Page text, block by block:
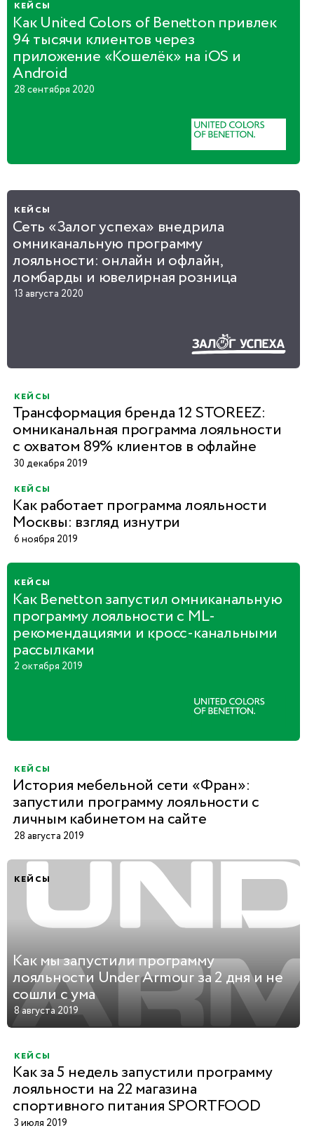
кейсы
Как United Colors of Benetton привлек
94 тысячи клиентов через
приложение «Кошелёк» на iOS и
Android
28 сентября 2020
кейсы
Сеть «Залог успеха» внедрила
омниканальную программу
лояльности: онлайн и офлайн,
ломбарды и ювелирная розница
13 августа 2020
кейсы
Трансформация бренда 12 STOREEZ:
омниканальная программа лояльности
с охватом 89% клиентов в офлайне
30 декабря 2019
кейсы
Как работает программа лояльности
Москвы: взгляд изнутри
6 ноября 2019
кейсы
Как Benetton запустил омниканальную
программу лояльности с ML-
рекомендациями и кросс-канальными
рассылками
2 октября 2019
кейсы
История мебельной сети «Фран»:
запустили программу лояльности с
личным кабинетом на сайте
28 августа 2019
кейсы
Как мы запустили программу
лояльности Under Armour за 2 дня и не
сошли с ума
8 августа 2019
кейсы
Как за 5 недель запустили программу
лояльности на 22 магазина
спортивного питания SPORTFOOD
3 июля 2019